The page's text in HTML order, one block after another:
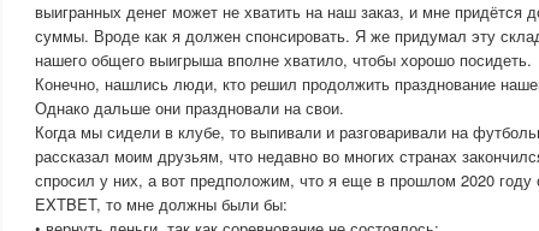
выигранных денег может не хватить на наш заказ, и мне придётся
суммы. Вроде как я должен спонсировать. Я же придумал эту
нашего общего выигрыша вполне хватило, чтобы хорошо посидеть.
Конечно, нашлись люди, кто решил продолжить празднование
Однако дальше они праздновали на свои.
Когда мы сидели в клубе, то выпивали и разговаривали на
рассказал моим друзьям, что недавно во многих странах
спросил у них, а вот предположим, что я еще в прошлом 2020 году
EXTBET, то мне должны были бы: